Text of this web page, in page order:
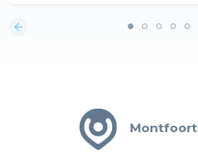
arrow_back
Montfoort